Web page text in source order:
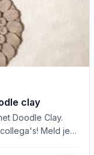
clay
Doodle Clay.
Meld je